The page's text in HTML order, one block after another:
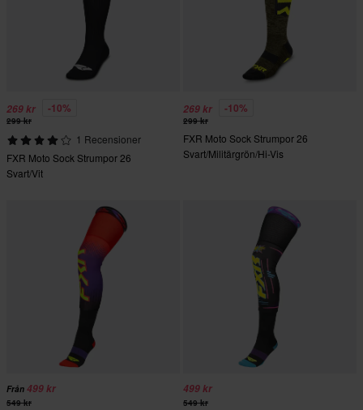
269 kr -10%
299 kr
1 Recensioner
FXR Moto Sock Strumpor 26
Svart/Vit
269 kr -10%
299 kr
FXR Moto Sock Strumpor 26
Svart/Militärgrön/Hi-Vis
Från 499 kr
549 kr
499 kr
549 kr